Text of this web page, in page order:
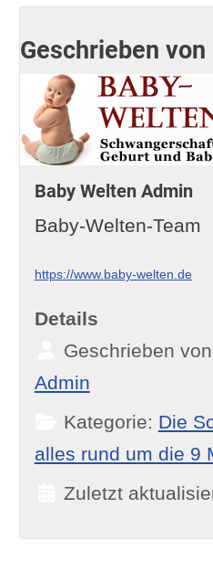
Geschrieben von
Baby Welten Admin
Baby-Welten-Team
https://www.baby-welten.de
Details
Geschrieben
Admin
Kategorie: Die
alles rund um die 9
Zuletzt